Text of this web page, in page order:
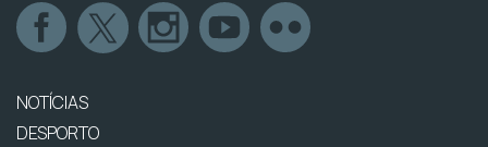
NOTÍCIAS
DESPORTO